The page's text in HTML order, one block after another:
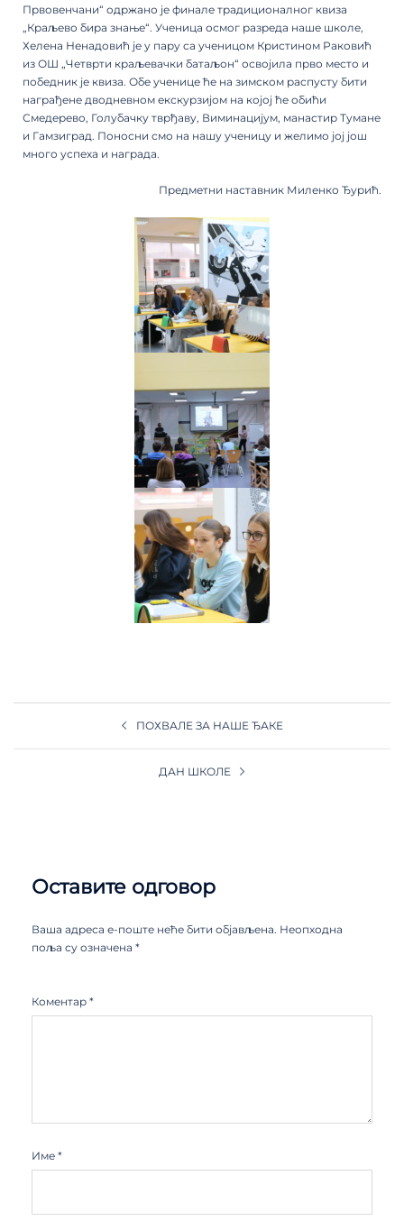
Првовенчани“ одржано је финале традиционалног квиза
„Краљево бира знање“. Ученица осмог разреда наше школе,
Хелена Ненадовић је у пару са ученицом Кристином Раковић
из ОШ „Четврти краљевачки батаљон“ освојила прво место и
победник је квиза. Обе ученице ће на зимском распусту бити
награђене дводневном екскурзијом на којој ће обићи
Смедерево, Голубачку тврђаву, Виминацијум, манастир Тумане
и Гамзиград. Поносни смо на нашу ученицу и желимо јој још
много успеха и награда.
Предметни наставник Миленко Ђурић.
ПОХВАЛЕ ЗА НАШЕ ЂАКЕ
ДАН ШКОЛЕ
Оставите одговор
Ваша адреса е-поште неће бити објављена. Неопходна
поља су означена *
Коментар *
Име *